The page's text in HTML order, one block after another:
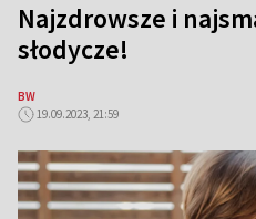
Najzdrowsze i
słodycze!
BW
19.09.2023, 21:59